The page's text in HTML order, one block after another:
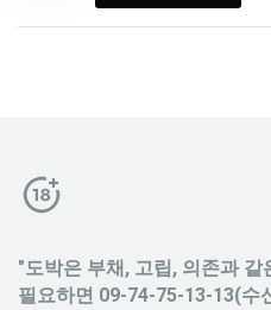
"도박은 부채, 고립, 의존과
필요하면 09-74-75-13-13(수